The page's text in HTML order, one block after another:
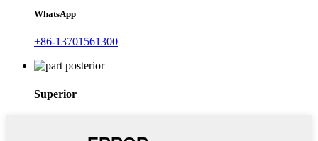
WhatsApp
+86-13701561300
Superior